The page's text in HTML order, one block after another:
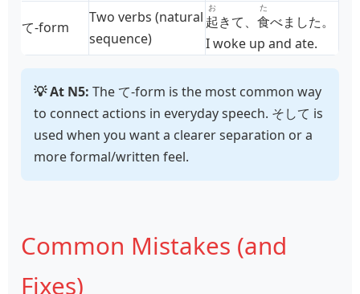
て‑form
Two verbs (natural
sequence)
起
お
きて、 食
た
べました。
I woke up and ate.
💡 At N5: The て‑form is the most common way
to connect actions in everyday speech. そして is
used when you want a clearer separation or a
more formal/written feel.
Common Mistakes (and
Fixes)